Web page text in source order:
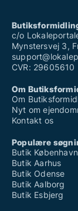
c/o
Mynstersvej 3,
CVR: 29605610
Om
Om
Nyt om
Kontakt os
Populære
Butik København
Butik Aarhus
Butik Odense
Butik Aalborg
Butik Esbjerg